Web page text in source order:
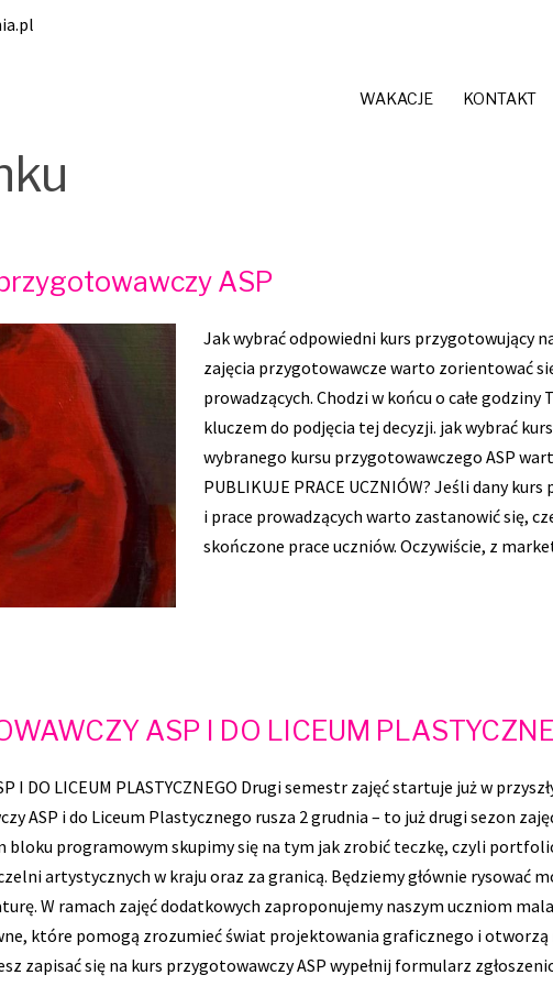
WAKACJE KONTAKT
ASP
Jak wybrać odpowiedni kurs przygotowujący
zajęcia przygotowawcze warto zorientować
prowadzących. Chodzi w końcu o całe
kluczem do podjęcia tej decyzji. jak wybrać
wybranego kursu przygotowawczego ASP
PUBLIKUJE PRACE UCZNIÓW? Jeśli dany
i prace prowadzących warto zastanowić się,
skończone prace uczniów. Oczywiście, z
ASP I DO LICEUM
I DO LICEUM PLASTYCZNEGO Drugi semestr zajęć startuje już w
ASP i do Liceum Plastycznego rusza 2 grudnia – to już drugi sezon
bloku programowym skupimy się na tym jak zrobić teczkę, czyli
artystycznych w kraju oraz za granicą. Będziemy głównie rysować
W ramach zajęć dodatkowych zaproponujemy naszym uczniom
które pomogą zrozumieć świat projektowania graficznego i otworzą
zapisać się na kurs przygotowawczy ASP wypełnij formularz